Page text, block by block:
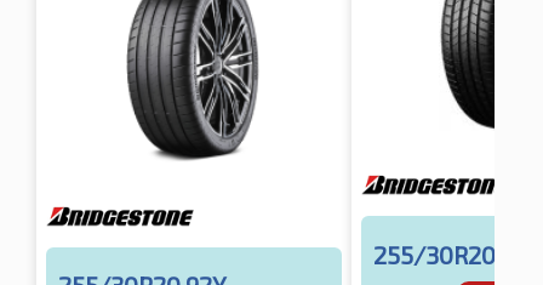
255/30R20 92Y